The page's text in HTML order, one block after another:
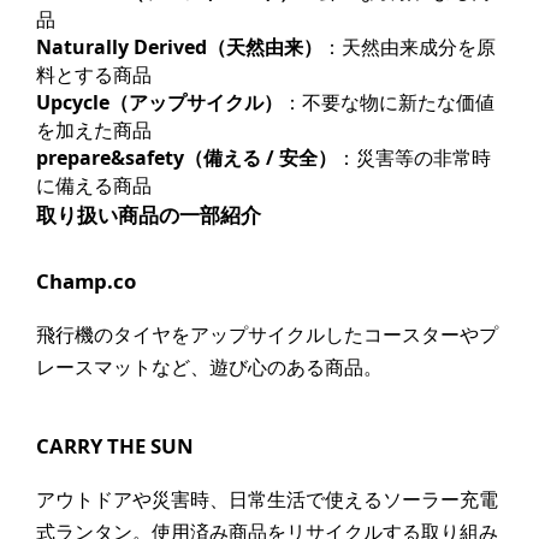
品
Naturally Derived（天然由来）
：天然由来成分を原
料とする商品
Upcycle（アップサイクル）
：不要な物に新たな価値
を加えた商品
prepare&safety（備える / 安全）
：災害等の非常時
に備える商品
取り扱い商品の一部紹介
Champ.co
飛行機のタイヤをアップサイクルしたコースターやプ
レースマットなど、遊び心のある商品。
CARRY THE SUN
アウトドアや災害時、日常生活で使えるソーラー充電
式ランタン。使用済み商品をリサイクルする取り組み